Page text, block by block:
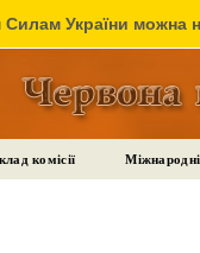
України можна
комісії